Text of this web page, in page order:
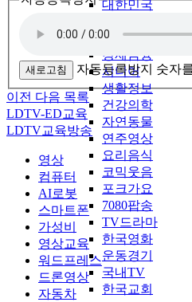
대한민국
법률정보
경제금융
시니어
생활정보
건강의학
자연동물
연주영상
요리음식
코믹웃음
포크가요
7080팝송
TV드라마
한국영화
운동경기
국내TV
한국교회
새로고침 자동등록방지 숫자
이전 다음 목록
LDTV-ED교육
LDTV교육방송
영상
컴퓨터
AI로봇
스마트폰
가성비
영상교육
워드프레스
드론영상
자동차